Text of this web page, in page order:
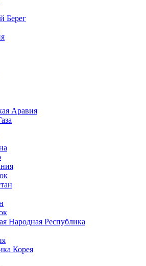
Берег
Аравия
Народная Республика
Корея